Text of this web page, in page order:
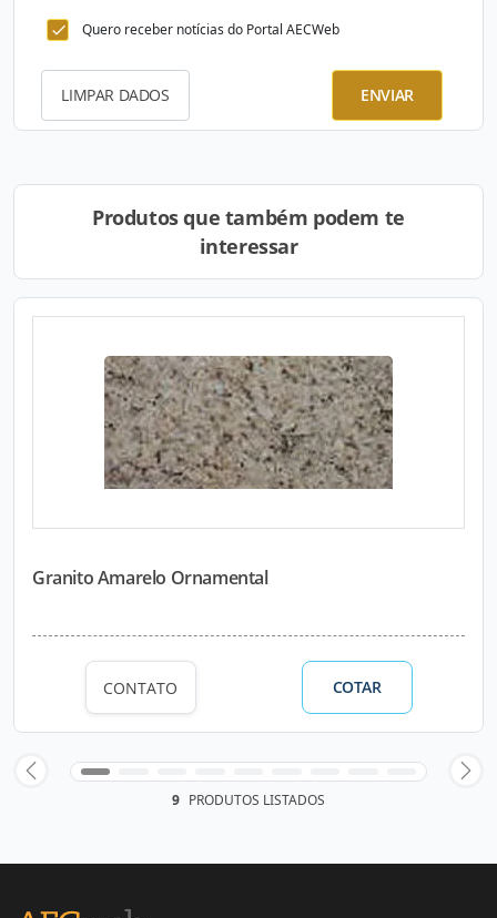
Quero receber notícias do Portal AECWeb
LIMPAR DADOS ENVIAR
Produtos que também podem te
interessar
Granito Amarelo Ornamental
CONTATO COTAR
9 PRODUTOS LISTADOS